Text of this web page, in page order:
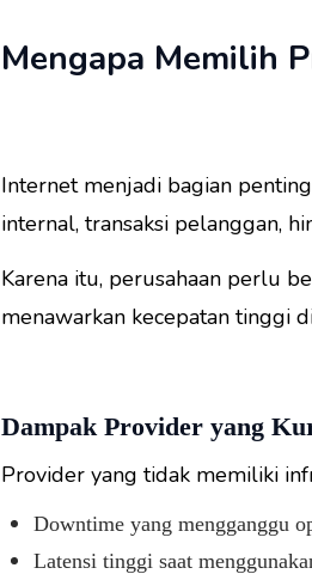
Mengapa Memilih
Internet menjadi bagian
internal, transaksi pelanggan,
Karena itu, perusahaan perlu
menawarkan kecepatan tinggi
Dampak Provider yang
Provider yang tidak memiliki
Downtime yang mengganggu
Latensi tinggi saat